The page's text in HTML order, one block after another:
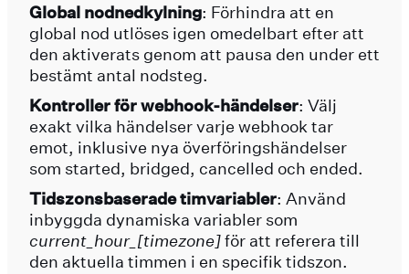
Global nodnedkylning: Förhindra att en
global nod utlöses igen omedelbart efter att
den aktiverats genom att pausa den under ett
bestämt antal nodsteg.
Kontroller för webhook-händelser: Välj
exakt vilka händelser varje webhook tar
emot, inklusive nya överföringshändelser
som started, bridged, cancelled och ended.
Tidszonsbaserade timvariabler: Använd
inbyggda dynamiska variabler som
current_hour_[timezone]för att referera till
den aktuella timmen i en specifik tidszon.